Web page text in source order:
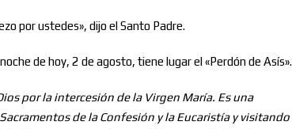
por ustedes», dijo el Santo Padre.
de hoy, 2 de agosto, tiene lugar el «Perdón de Asís».
por la intercesión de la Virgen María. Es una
de la Confesión y la Eucaristía y visitando